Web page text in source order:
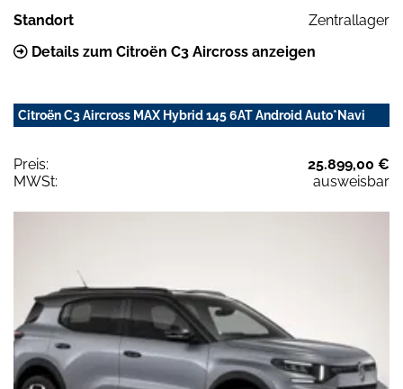
Standort
Zentrallager
Details zum Citroën C3 Aircross anzeigen
Citroën C3 Aircross MAX Hybrid 145 6AT Android Auto*Navi
Preis:
25.899,00 €
MWSt:
ausweisbar